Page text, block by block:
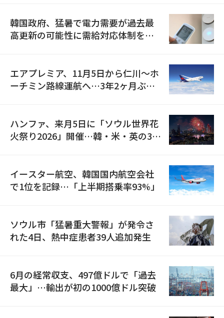
韓国政府、猛暑で電力需要が過去最
高更新の可能性に需給対応体制を点
エアプレミア、11月5日から仁川〜ホ
ーチミン路線運航へ…3年2ヶ月ぶり
ハンファ、来月5日に「ソウル世界花
火祭り2026」開催…韓・米・英の3カ
イースター航空、韓国国内航空会社
で1位を記録…「上半期搭乗率93%」
ソウル市「猛暑重大警報」が発令さ
れた4日、熱中症患者39人追加発生
6月の経常収支、497億ドルで「過去
最大」…輸出が初の1000億ドル突破